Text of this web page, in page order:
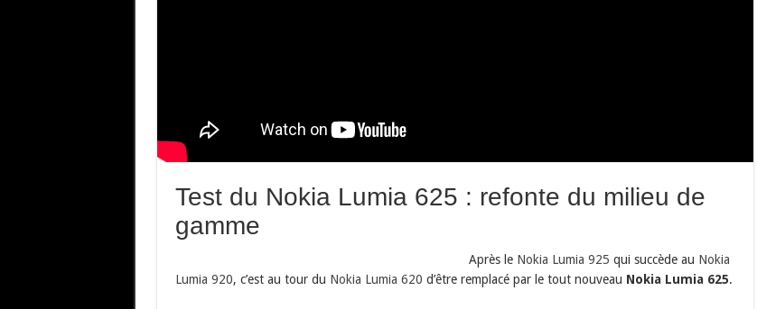
Test du Nokia Lumia 625 : refonte du milieu de
gamme
Après le Nokia Lumia 925 qui succède au Nokia
Lumia 920, c’est au tour du Nokia Lumia 620 d’être remplacé par le tout nouveau Nokia Lumia 625.